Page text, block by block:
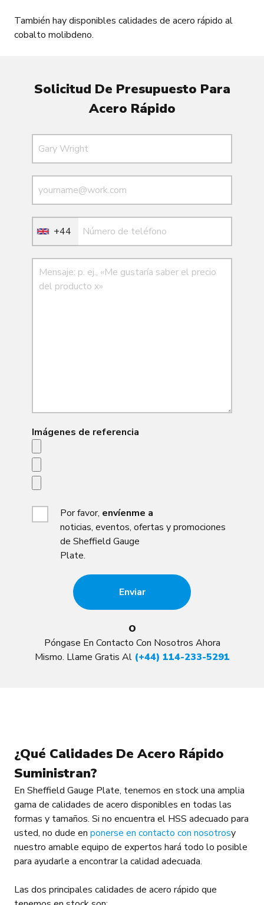
También hay disponibles calidades de acero rápido al
cobalto molibdeno.
Solicitud De Presupuesto Para
Acero Rápido
Correo electrónico
+44
Imágenes de referencia
Por favor, envíenme a
noticias, eventos, ofertas y promociones
de Sheffield Gauge
Plate.
O
Póngase En Contacto Con Nosotros Ahora
Mismo. Llame Gratis Al (+44) 114-233-5291
¿Qué Calidades De Acero Rápido
Suministran?
En Sheffield Gauge Plate, tenemos en stock una amplia
gama de calidades de acero disponibles en todas las
formas y tamaños. Si no encuentra el HSS adecuado para
usted, no dude en ponerse en contacto con nosotrosy
nuestro amable equipo de expertos hará todo lo posible
para ayudarle a encontrar la calidad adecuada.
Las dos principales calidades de acero rápido que